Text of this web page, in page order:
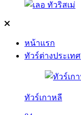
หน้าแรก
ทัวร์ต่างประเทศ
ทัวร์เกาหลี